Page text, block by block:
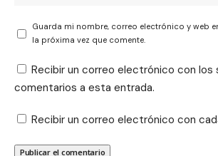
Guarda mi nombre, correo electrónico y web
la próxima vez que comente.
Recibir un correo electrónico con los
comentarios a esta entrada.
Recibir un correo electrónico con